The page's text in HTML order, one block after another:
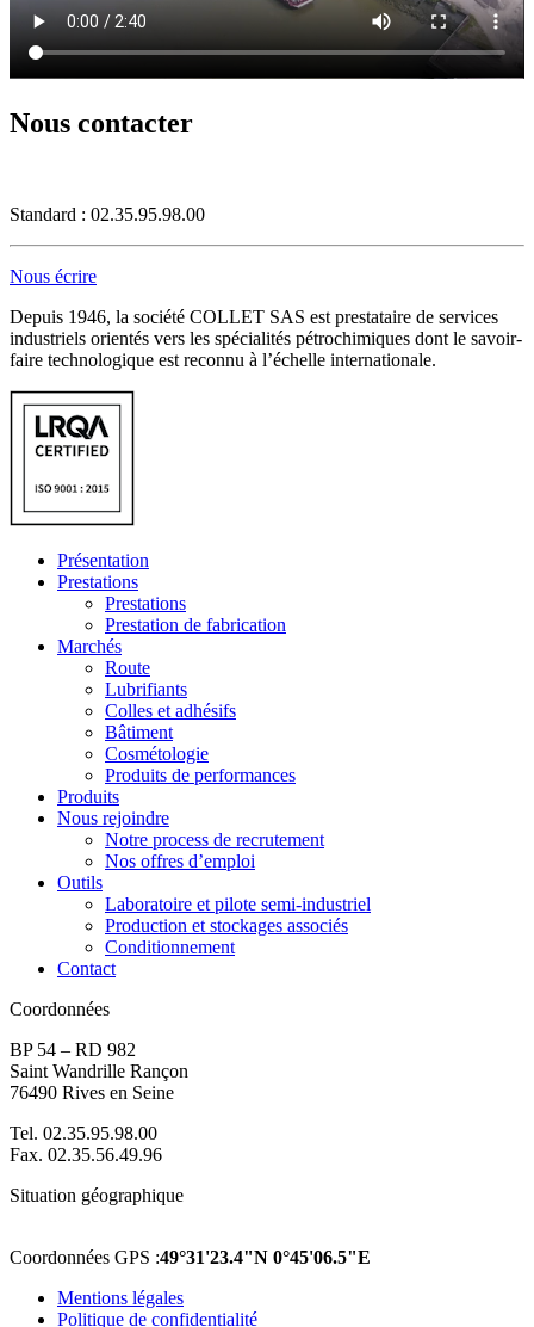
Nous contacter
Standard : 02.35.95.98.00
Nous écrire
Depuis 1946, la société COLLET SAS est prestataire de services
industriels orientés vers les spécialités pétrochimiques dont le savoir-
faire technologique est reconnu à l’échelle internationale.
Présentation
Prestations
Prestations
Prestation de fabrication
Marchés
Route
Lubrifiants
Colles et adhésifs
Bâtiment
Cosmétologie
Produits de performances
Produits
Nous rejoindre
Notre process de recrutement
Nos offres d’emploi
Outils
Laboratoire et pilote semi-industriel
Production et stockages associés
Conditionnement
Contact
Coordonnées
BP 54 – RD 982
Saint Wandrille Rançon
76490 Rives en Seine
Tel. 02.35.95.98.00
Fax. 02.35.56.49.96
Situation géographique
Coordonnées GPS :49°31'23.4"N 0°45'06.5"E
Mentions légales
Politique de confidentialité